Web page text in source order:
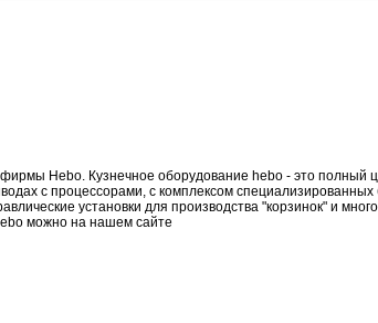
фирмы Hebo. Кузнечное оборудование hebo - это полный
с процессорами, с комплексом специализированных
установки для производства "корзинок" и
можно на нашем сайте